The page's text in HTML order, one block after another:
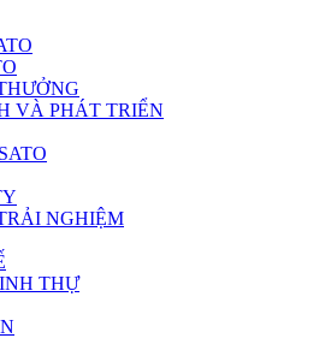
VÀ PHÁT TRIỂN
NGHIỆM
THỰ